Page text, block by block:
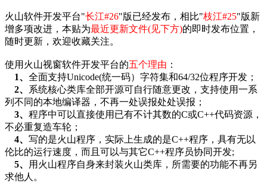
火山软件开发平台"长江#26"版已经发布，相比"枝江#25"版新
增多项改进，本贴为最近更新文件(见下方)的即时发布位置，
随时更新，欢迎收藏关注。
使用火山视窗软件开发平台的五个理由 ：
1、 全面支持Unicode(统一码）字符集和64/32位程序开发；
2、 系统核心类库全部开源可自行随意更改，支持使用一系
列不同的本地编译器，不再一处误报处处误报；
3、 程序中可以直接使用已有不计其数的C或C++代码资源，
不必重复造车轮；
4、 写的是火山程序，实际上生成的是C++程序，具有无以
伦比的运行速度，而且可以与其它C++程序员协同开发;
5、
用火山程序自身来封装火山类库，所需要的功能不再另
求他人。